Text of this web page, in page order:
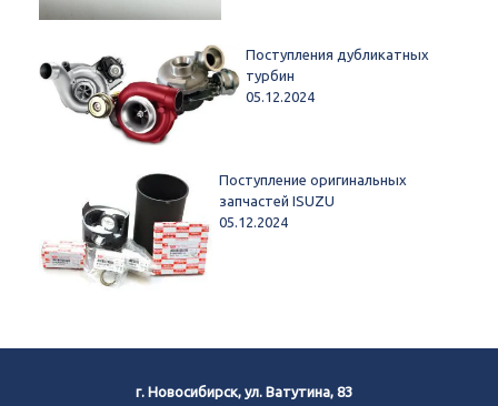
Поступления дубликатных
турбин
05.12.2024
Поступление оригинальных
запчастей ISUZU
05.12.2024
г. Новосибирск, ул. Ватутина, 83